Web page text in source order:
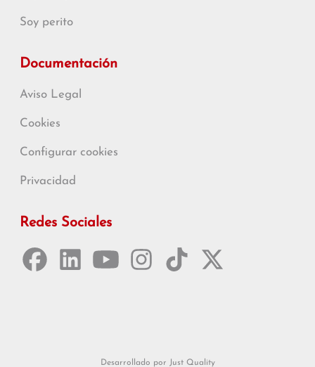
Soy perito
Documentación
Aviso Legal
Cookies
Configurar cookies
Privacidad
Redes Sociales
Desarrollado por Just Quality